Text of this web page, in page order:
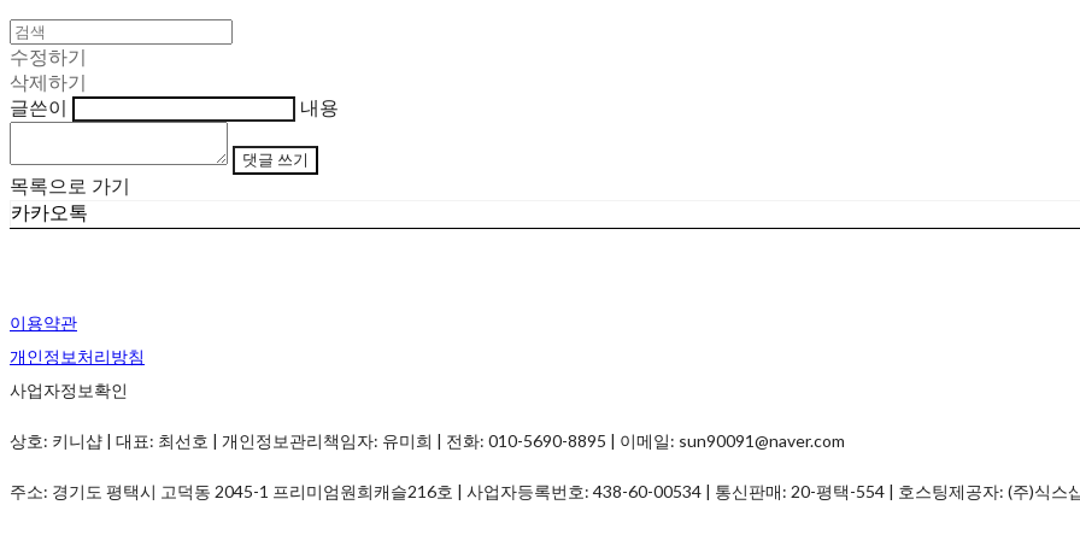
수정하기
삭제하기
글쓴이
내용
댓글 쓰기
목록으로 가기
카카오톡
이용약관
개인정보처리방침
사업자정보확인
상호: 키니샵 | 대표: 최선호 | 개인정보관리책임자: 유미희 | 전화: 010-5690-8895 | 이메일: sun90091@naver.com
주소: 경기도 평택시 고덕동 2045-1 프리미엄원희캐슬216호 | 사업자등록번호: 438-60-00534 | 통신판매: 20-평택-554 | 호스팅제공자: (주)식스